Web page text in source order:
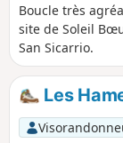
Boucle très
site de Soleil
San Sicarrio.
Les